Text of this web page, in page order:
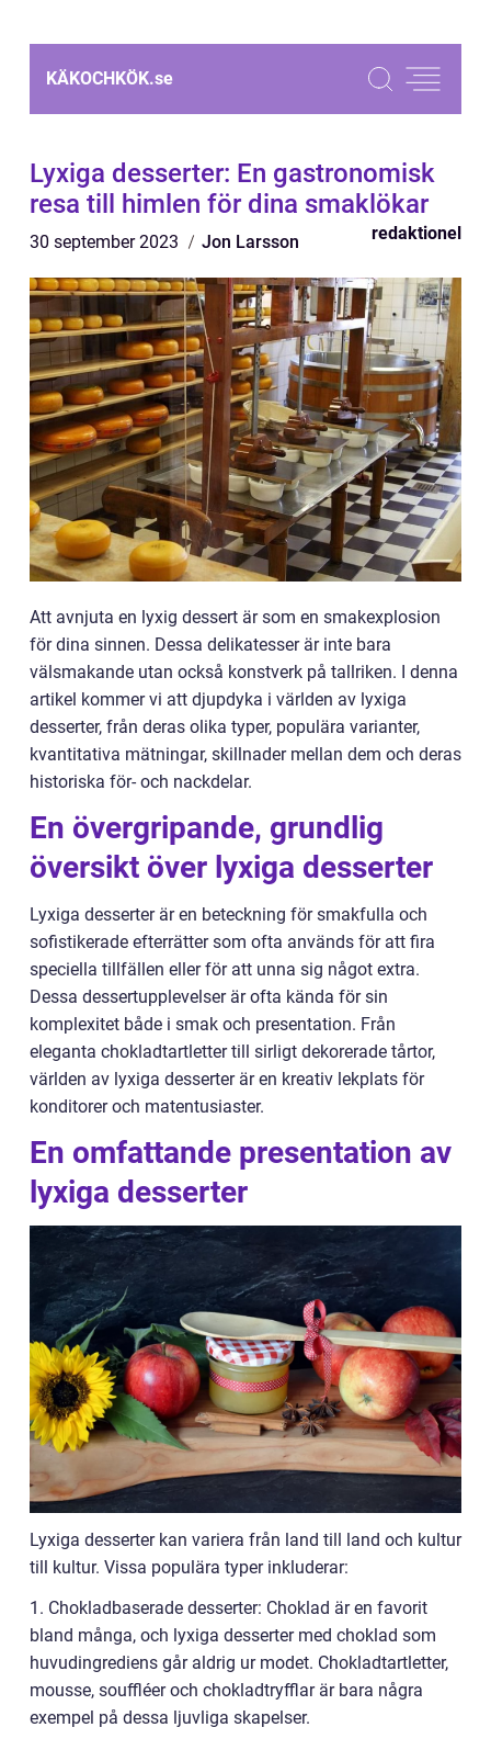
KÄKOCHKÖK.se
Lyxiga desserter: En gastronomisk
resa till himlen för dina smaklökar
30 september 2023 Jon Larsson redaktionel
Att avnjuta en lyxig dessert är som en smakexplosion
för dina sinnen. Dessa delikatesser är inte bara
välsmakande utan också konstverk på tallriken. I denna
artikel kommer vi att djupdyka i världen av lyxiga
desserter, från deras olika typer, populära varianter,
kvantitativa mätningar, skillnader mellan dem och deras
historiska för- och nackdelar.
En övergripande, grundlig
översikt över lyxiga desserter
Lyxiga desserter är en beteckning för smakfulla och
sofistikerade efterrätter som ofta används för att fira
speciella tillfällen eller för att unna sig något extra.
Dessa dessertupplevelser är ofta kända för sin
komplexitet både i smak och presentation. Från
eleganta chokladtartletter till sirligt dekorerade tårtor,
världen av lyxiga desserter är en kreativ lekplats för
konditorer och matentusiaster.
En omfattande presentation av
lyxiga desserter
Lyxiga desserter kan variera från land till land och kultur
till kultur. Vissa populära typer inkluderar:
1. Chokladbaserade desserter: Choklad är en favorit
bland många, och lyxiga desserter med choklad som
huvudingrediens går aldrig ur modet. Chokladtartletter,
mousse, souffléer och chokladtryfflar är bara några
exempel på dessa ljuvliga skapelser.